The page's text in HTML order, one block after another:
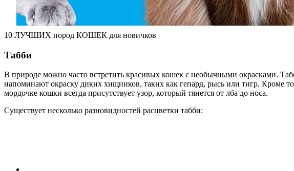
10 ЛУЧШИХ пород КОШЕК для новичков
Табби
В природе можно часто встретить красивых кошек с необычными окрасками.
напоминают окраску диких хищников, таких как гепард, рысь или тигр. Кроме
мордочке кошки всегда присутствует узор, который тянется от лба до носа.
Существует несколько разновидностей расцветки табби: